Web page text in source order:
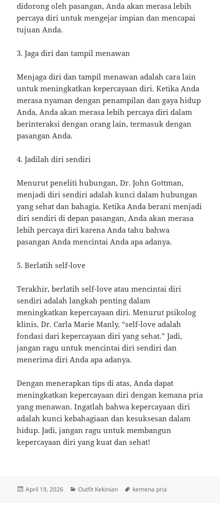
didorong oleh pasangan, Anda akan merasa lebih
percaya diri untuk mengejar impian dan mencapai
tujuan Anda.
3. Jaga diri dan tampil menawan
Menjaga diri dan tampil menawan adalah cara lain
untuk meningkatkan kepercayaan diri. Ketika Anda
merasa nyaman dengan penampilan dan gaya hidup
Anda, Anda akan merasa lebih percaya diri dalam
berinteraksi dengan orang lain, termasuk dengan
pasangan Anda.
4. Jadilah diri sendiri
Menurut peneliti hubungan, Dr. John Gottman,
menjadi diri sendiri adalah kunci dalam hubungan
yang sehat dan bahagia. Ketika Anda berani menjadi
diri sendiri di depan pasangan, Anda akan merasa
lebih percaya diri karena Anda tahu bahwa
pasangan Anda mencintai Anda apa adanya.
5. Berlatih self-love
Terakhir, berlatih self-love atau mencintai diri
sendiri adalah langkah penting dalam
meningkatkan kepercayaan diri. Menurut psikolog
klinis, Dr. Carla Marie Manly, “self-love adalah
fondasi dari kepercayaan diri yang sehat.” Jadi,
jangan ragu untuk mencintai diri sendiri dan
menerima diri Anda apa adanya.
Dengan menerapkan tips di atas, Anda dapat
meningkatkan kepercayaan diri dengan kemana pria
yang menawan. Ingatlah bahwa kepercayaan diri
adalah kunci kebahagiaan dan kesuksesan dalam
hidup. Jadi, jangan ragu untuk membangun
kepercayaan diri yang kuat dan sehat!
Posted
April 19, 2026 Categories
Outfit Kekinian Tags
kemena pria